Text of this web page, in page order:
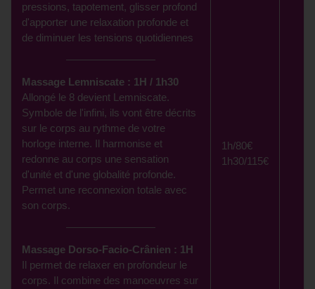
pressions, tapotement, glisser profond
d'apporter une relaxation profonde et
de diminuer les tensions quotidiennes
Massage Lemniscate : 1H / 1h30
Allongé le 8 devient Lemniscate.
Symbole de l'infini, ils vont être décrits
sur le corps au rythme de votre
horloge interne. Il harmonise et
redonne au corps une sensation
d'unité et d'une globalité profonde.
Permet une reconnexion totale avec
son corps.
Massage Dorso-Facio-Crânien : 1H
Il permet de relaxer en profondeur le
corps. Il combine des manoeuvres sur
1h/80€
1h30/115€